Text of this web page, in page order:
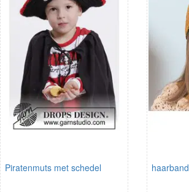
Piratenmuts met schedel haarband